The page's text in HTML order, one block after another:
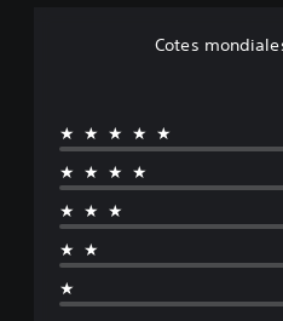
Cotes
★★★★★
★★★★
★★★
★★
★